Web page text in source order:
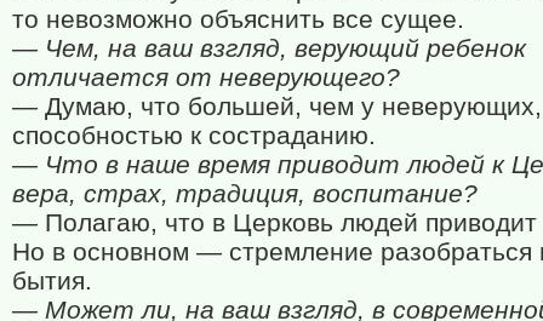
то невозможно объяснить все сущее.
— Чем, на ваш взгляд, верующий ребенок
отличается от неверующего?
— Думаю, что большей, чем у неверующих,
способностью к состраданию.
— Что в наше время приводит людей к
вера, страх, традиция, воспитание?
— Полагаю, что в Церковь людей приводит
Но в основном — стремление разобраться
бытия.
— Может ли, на ваш взгляд, в